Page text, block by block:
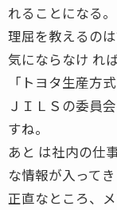
れることになる。
理屈を教えるの
気にならなけ れ
「トヨタ生産方
ＪＩＬＳの委員
すね。
あと は社内の仕
な情報が入ってき
正直なところ、